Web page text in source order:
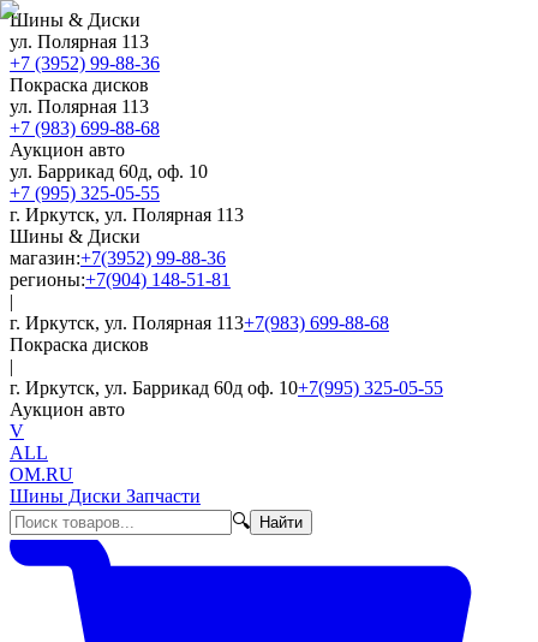
Шины & Диски
ул. Полярная 113
+7 (3952) 99-88-36
Покраска дисков
ул. Полярная 113
+7 (983) 699-88-68
Аукцион авто
ул. Баррикад 60д, оф. 10
+7 (995) 325-05-55
г. Иркутск, ул. Полярная 113
Шины & Диски
магазин:+7(3952) 99-88-36
регионы:+7(904) 148-51-81
|
г. Иркутск, ул. Полярная 113+7(983) 699-88-68
Покраска дисков
|
г. Иркутск, ул. Баррикад 60д оф. 10+7(995) 325-05-55
Аукцион авто
V
ALL
OM.RU
Шины Диски Запчасти
🔍
Найти